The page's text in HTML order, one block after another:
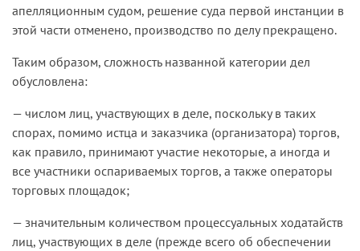
апелляционным судом, решение суда первой инстанции в
этой части отменено, производство по делу прекращено.
Таким образом, сложность названной категории дел
обусловлена:
— числом лиц, участвующих в деле, поскольку в таких
спорах, помимо истца и заказчика (организатора) торгов,
как правило, принимают участие некоторые, а иногда и
все участники оспариваемых торгов, а также операторы
торговых площадок;
— значительным количеством процессуальных ходатайств
лиц, участвующих в деле (прежде всего об обеспечении